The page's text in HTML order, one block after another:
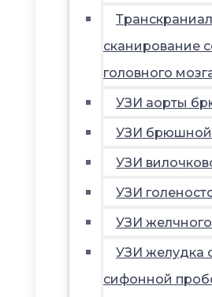
сканирование
головного
УЗИ аорты
УЗИ брюшной
УЗИ
УЗИ
УЗИ
УЗИ желудка
сифонной